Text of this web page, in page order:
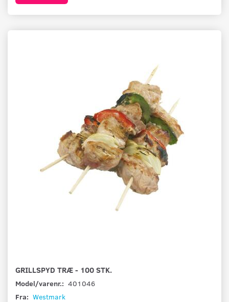
GRILLSPYD TRÆ - 100 STK.
Model/varenr.: 401046
Fra: Westmark